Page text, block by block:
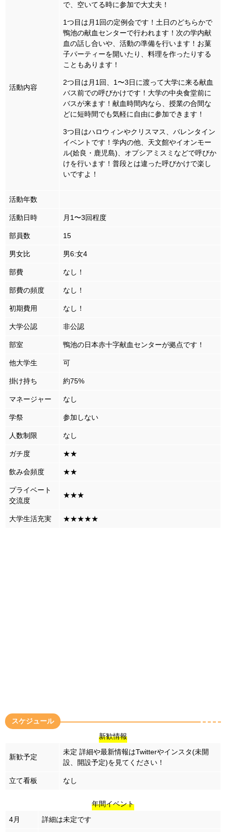
活動内容
で、空いてる時に参加で大丈夫！
1つ目は月1回の定例会です！土日のどちらかで
鴨池の献血センターで行われます！次の学内献
血の話し合いや、活動の準備を行います！お菓
子パーティーを開いたり、料理を作ったりする
こともあります！
2つ目は月1回、1〜3日に渡って大学に来る献血
バス前での呼びかけです！大学の中央食堂前に
バスが来ます！献血時間内なら、授業の合間な
どに短時間でも気軽に自由に参加できます！
3つ目はハロウィンやクリスマス、バレンタイン
イベントです！学内の他、天文館やイオンモー
ル(姶良・鹿児島)、オプシアミスミなどで呼びか
けを行います！普段とは違った呼びかけで楽し
いですよ！
活動年数
活動日時 月1〜3回程度
部員数 15
男女比 男6:女4
部費 なし！
部費の頻度 なし！
初期費用 なし！
大学公認 非公認
部室 鴨池の日本赤十字献血センターが拠点です！
他大学生 可
掛け持ち 約75%
マネージャー なし
学祭 参加しない
人数制限 なし
ガチ度 ★★
飲み会頻度 ★★
プライベート
交流度
★★★
大学生活充実 ★★★★★
スケジュール
新歓情報
新歓予定
未定 詳細や最新情報はTwitterやインスタ(未開
設、開設予定)を見てください！
立て看板 なし
年間イベント
4月 詳細は未定です